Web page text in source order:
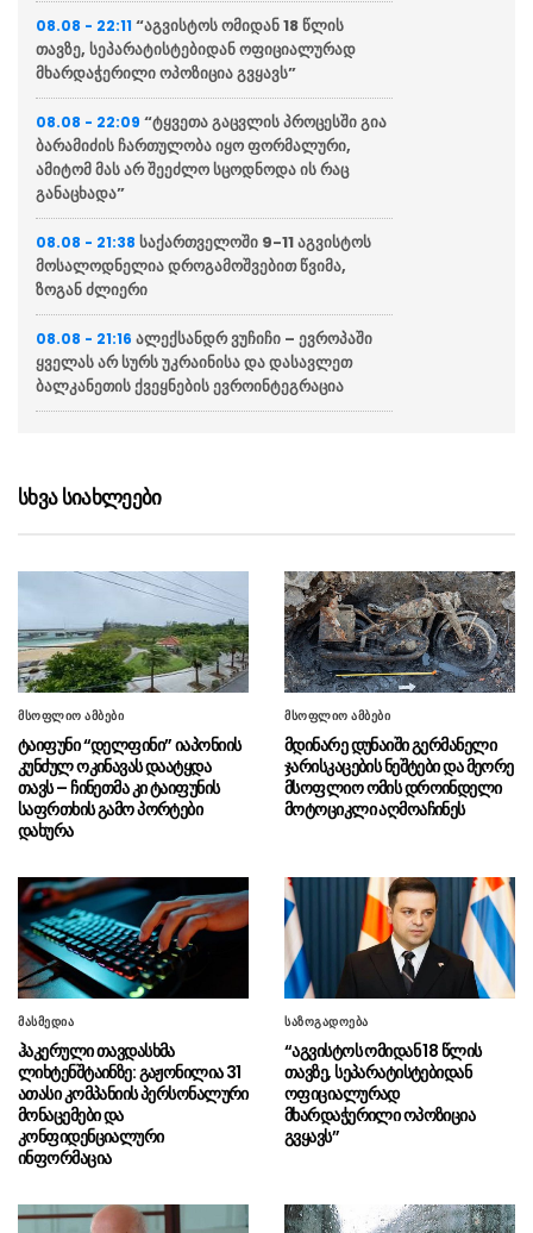
08.08 - 22:11 “აგვისტოს ომიდან 18 წლის
თავზე, სეპარატისტებიდან ოფიციალურად
მხარდაჭერილი ოპოზიცია გვყავს”
08.08 - 22:09 “ტყვეთა გაცვლის პროცესში გია
ბარამიძის ჩართულობა იყო ფორმალური,
ამიტომ მას არ შეეძლო სცოდნოდა ის რაც
განაცხადა”
08.08 - 21:38 საქართველოში 9-11 აგვისტოს
მოსალოდნელია დროგამოშვებით წვიმა,
ზოგან ძლიერი
08.08 - 21:16 ალექსანდრ ვუჩიჩი – ევროპაში
ყველას არ სურს უკრაინისა და დასავლეთ
ბალკანეთის ქვეყნების ევროინტეგრაცია
მიაწვდის „პეტრიოტის“ სისტემისთვის
რაკეტებს, თუმცა მათი რაოდენობა
08.08 - 20:12ბულგარეთში აცხადებენ რომ
ქვეყანაში რუმინეთის საჰაერო სივრციდან
დრონი შეფრინდა და აფეთქდა, უპილოტო
საფრენი აპარატის წარმომავლობა
გაურკვეველია
08.08 - 20:07
სასაზღვრო პოლიციის უფროსის
მოადგილემ სანაპირო დაცვის ფოთის ბაზაზე
2008 წლის აგვისტოს ომში დაღუპული
მეზღვაურების ხსოვნას პატივი მიაგო
08.08 - 20:03
პოლიციელების ხსოვნას პატივი მიაგო
08.08 - 18:59აშშ-ის სენატმა ტოდ ბლანში
გენერალური პროკურორის თანამდებობაზე
დაამტკიცა
08.08 - 18:38
“მე და გია ბარამიძე ერთად
ვართ ნამყოფი სოხუმში და გუდაუთაში, სადაც
კინაღამ ტყვედ აგვიყვანეს”
08.08 - 18:15“ამ ამორალური ადამიანების
დღის წესრიგით წლებია ოპოზიციის პოლიტიკა
08.08 - 17:52
სხვა სიახლეები
მსოფლიო ამბები
ტაიფუნი “დელფინი” იაპონიის
კუნძულ ოკინავას დაატყდა
თავს – ჩინეთმა კი ტაიფუნის
საფრთხის გამო პორტები
დახურა
მსოფლიო ამბები
მდინარე დუნაიში გერმანელი
ჯარისკაცების ნეშტები და მეორე
მსოფლიო ომის დროინდელი
მოტოციკლი აღმოაჩინეს
მასმედია
ჰაკერული თავდასხმა
ლიხტენშტაინზე: გაჟონილია 31
ათასი კომპანიის პერსონალური
მონაცემები და
კონფიდენციალური
ინფორმაცია
საზოგადოება
“აგვისტოს ომიდან 18 წლის
თავზე, სეპარატისტებიდან
ოფიციალურად
მხარდაჭერილი ოპოზიცია
გვყავს”